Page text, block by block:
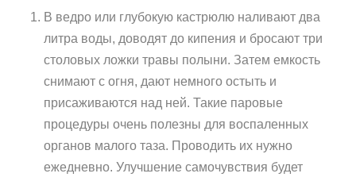
В ведро или глубокую кастрюлю наливают два
литра воды, доводят до кипения и бросают три
столовых ложки травы полыни. Затем емкость
снимают с огня, дают немного остыть и
присаживаются над ней. Такие паровые
процедуры очень полезны для воспаленных
органов малого таза. Проводить их нужно
ежедневно. Улучшение самочувствия будет